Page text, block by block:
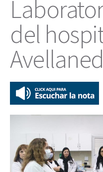
del